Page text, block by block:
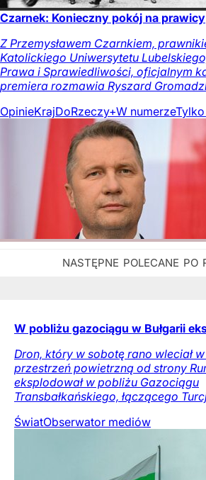
Czarnek: Konieczny pokój na prawicy
Z Przemysławem Czarnkiem,
Katolickiego Uniwersytetu
Prawa i Sprawiedliwości, oficjalnym
premiera rozmawia Ryszard
OpinieKrajDoRzeczy+W numerze
W pobliżu gazociągu w Bułgarii
Dron, który w sobotę rano wleciał
przestrzeń powietrzną od strony
eksplodował w pobliżu Gazociągu
Transbałkańskiego, łączącego
ŚwiatObserwator mediów